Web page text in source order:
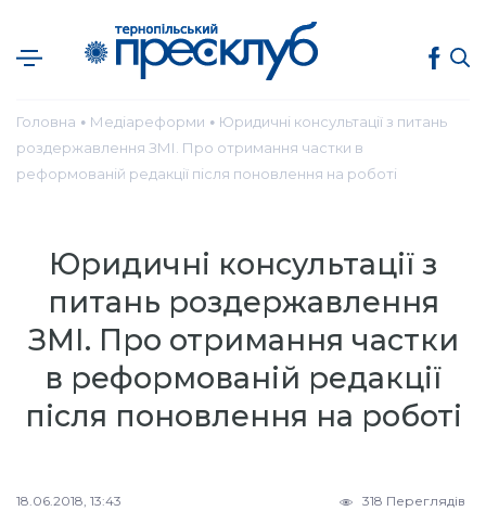
Головна ● Медіареформи ● Юридичні консультації з питань
роздержавлення ЗМІ. Про отримання частки в
реформованій редакції після поновлення на роботі
Юридичні консультації з
питань роздержавлення
ЗМІ. Про отримання частки
в реформованій редакції
після поновлення на роботі
18.06.2018, 13:43 318 Переглядів